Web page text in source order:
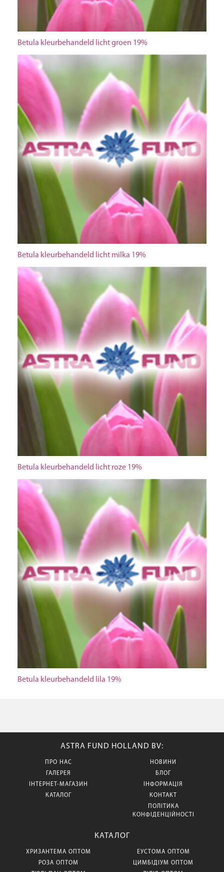
Betula kleurbehandeld licht groen 19%
Betula kleurbehandeld licht milka 19%
Betula kleurbehandeld licht roze 19%
Betula kleurbehandeld lila 19%
ASTRA FUND HOLLAND BV:
ПРО НАС
ГАЛЕРЕЯ
ІНТЕРНЕТ-МАГАЗИН
КАТАЛОГ
НОВИНИ
БЛОГ
ІНФОРМАЦІЯ
КОНТАКТ
ПОЛІТИКА
КОНФІДЕНЦІЙНОСТІ
КАТАЛОГ
ХРИЗАНТЕМА ОПТОМ
РОЗА ОПТОМ
ЕУСТОМА ОПТОМ
ЦИМБІДІУМ ОПТОМ